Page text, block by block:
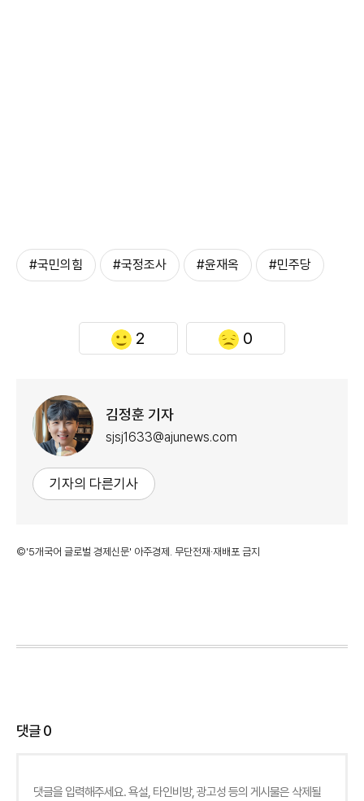
#국민의힘 #국정조사 #윤재옥 #민주당
2 0
김정훈 기자
sjsj1633@ajunews.com
기자의 다른기사
©'5개국어 글로벌 경제신문' 아주경제. 무단전재·재배포 금지
댓글0